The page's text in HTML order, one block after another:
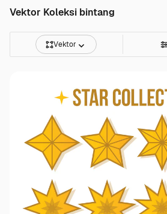
Vektor Koleksi bintang
Vektor